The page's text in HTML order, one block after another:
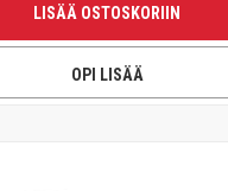
LISÄÄ OSTOSKORIIN
OPI LISÄÄ